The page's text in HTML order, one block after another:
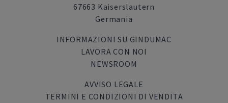
67663 Kaiserslautern
Germania
INFORMAZIONI SU GINDUMAC
LAVORA CON NOI
NEWSROOM
AVVISO LEGALE
TERMINI E CONDIZIONI DI VENDITA